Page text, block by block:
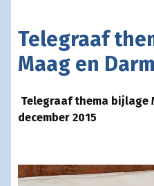
Telegraaf
Maag en
Telegraaf thema bijlage
december 2015